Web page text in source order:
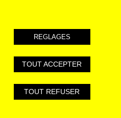
personnelles
REGLAGES
TOUT ACCEPTER
TOUT REFUSER